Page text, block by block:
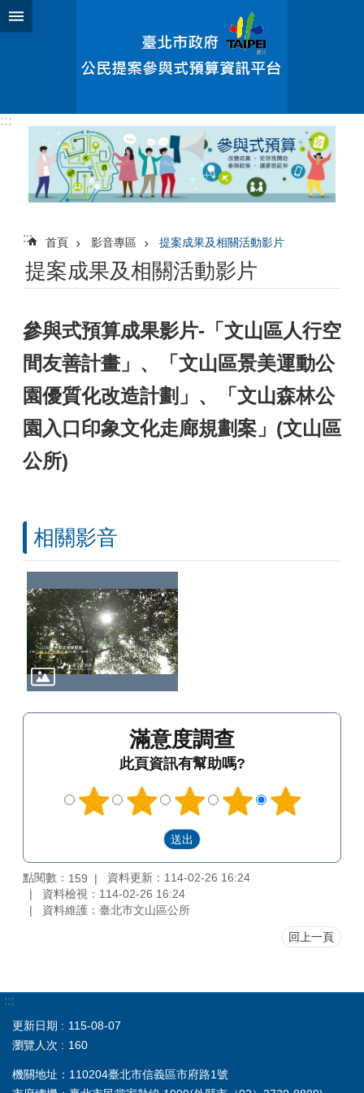
跳到主要內容區塊
:::
::: 首頁 影音專區 提案成果及相關活動影片
提案成果及相關活動影片
參與式預算成果影片-「文山區人行空
間友善計畫」、「文山區景美運動公
園優質化改造計劃」、「文山森林公
園入口印象文化走廊規劃案」(文山區
公所)
相關影音
滿意度調查
此頁資訊有幫助嗎?
點閱數： 159
資料更新：114-02-26 16:24
資料檢視：114-02-26 16:24
資料維護：臺北市文山區公所
回上一頁
:::
更新日期
115-08-07
瀏覽人次
160
機關地址：110204臺北市信義區市府路1號